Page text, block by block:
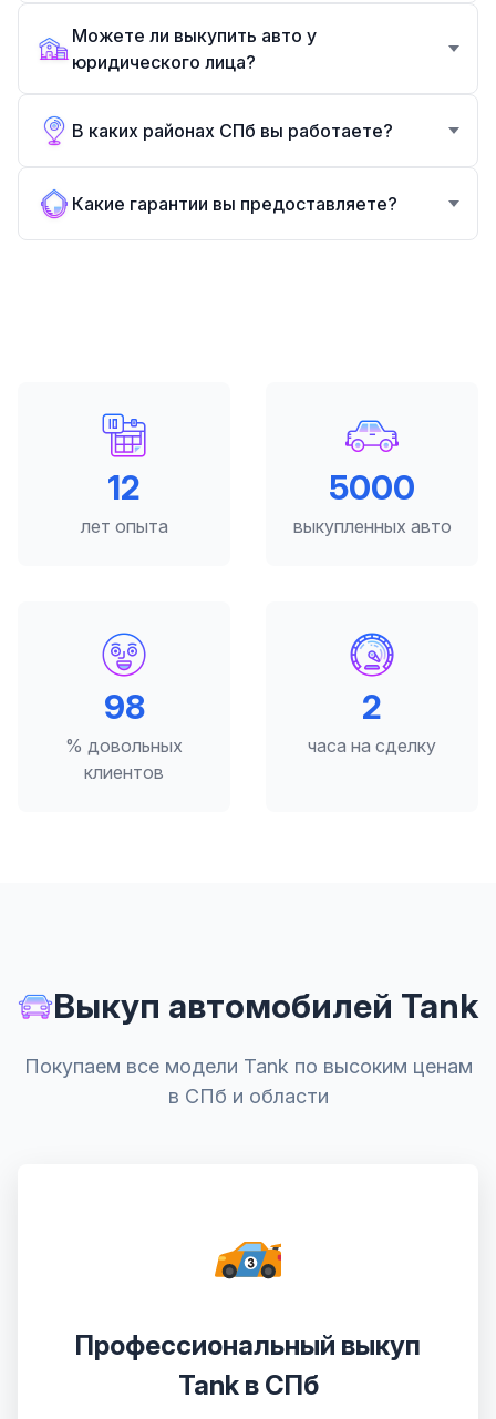
Можете ли выкупить авто у
юридического лица?
В каких районах СПб вы работаете?
Какие гарантии вы предоставляете?
12
лет опыта
5000
выкупленных авто
98
% довольных
клиентов
2
часа на сделку
Выкуп автомобилей Tank
Покупаем все модели Tank по высоким ценам
в СПб и области
Профессиональный выкуп
Tank в СПб